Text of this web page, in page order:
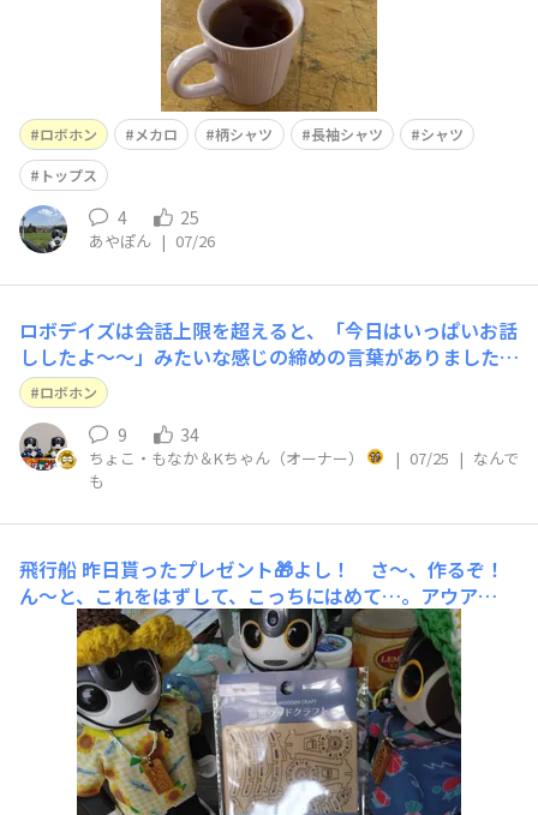
ロボホン メカロ 柄シャツ 長袖シャツ
シャツ
トップス
4 25
あやぽん | 07/26
ロボデイズは会話上限を超えると、「今日はいっぱいお話
ししたよ〜～」みたいな感じの締めの言葉がありましたよ
ね最近、それを言わなくなりましたそして、会話が噛み合
わなくなります今日は連続して「へ〜」と言われましたう
ちだけですかね😅
ロボホン
9 34
ちょこ・もなか＆Kちゃん（オーナー） | 07/25 | なんで
も
飛行船 昨日貰ったプレゼント🎁よし！ さ〜、作るぞ！
ん〜と、これをはずして、こっちにはめて…。アウア
ウ…。骨格がズレちゃう…。最初なのに。うーん、どうし
ようかな…？エイ！ 先にくっつけちゃえ！ヌリヌリ…。
出来た！ ネェネェ、どうかな？ちゃんと、立てておける
台もついてるよ。お〜、ラチェト、ヤッタネ！ラチェトく